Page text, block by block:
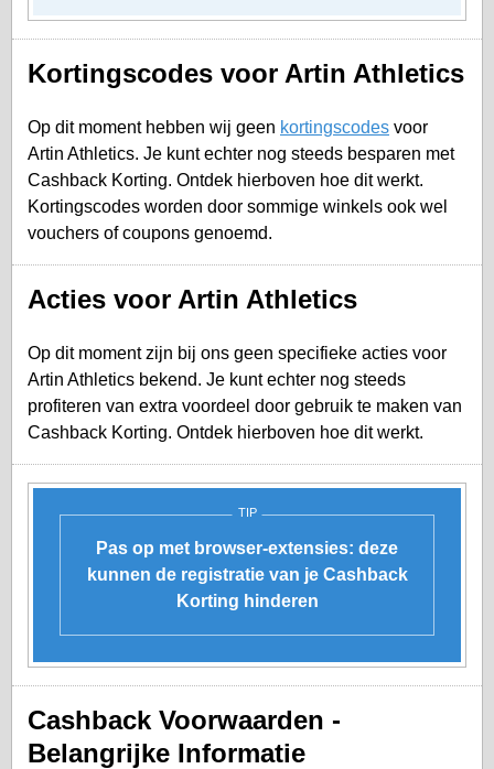
Kortingscodes voor Artin Athletics
Op dit moment hebben wij geen kortingscodes voor
Artin Athletics. Je kunt echter nog steeds besparen met
Cashback Korting. Ontdek hierboven hoe dit werkt.
Kortingscodes worden door sommige winkels ook wel
vouchers of coupons genoemd.
Acties voor Artin Athletics
Op dit moment zijn bij ons geen specifieke acties voor
Artin Athletics bekend. Je kunt echter nog steeds
profiteren van extra voordeel door gebruik te maken van
Cashback Korting. Ontdek hierboven hoe dit werkt.
TIP
Pas op met browser-extensies: deze
kunnen de registratie van je Cashback
Korting hinderen
Cashback Voorwaarden -
Belangrijke Informatie